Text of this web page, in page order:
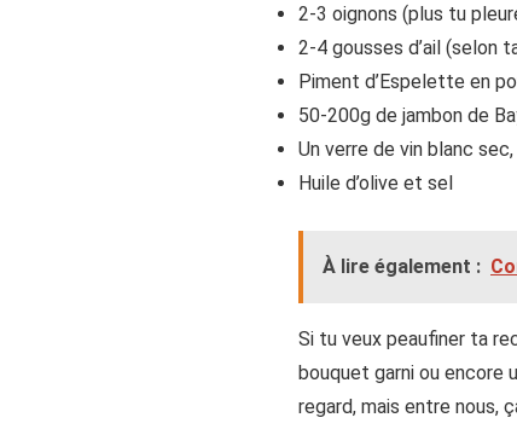
2-3 oignons (plus tu
2-4 gousses d’ail (selon
Piment d’Espelette en
50-200g de jambon de
Un verre de vin blanc
Huile d’olive et sel
À lire également :
Si tu veux peaufiner ta
bouquet garni ou encore
regard, mais entre nous,